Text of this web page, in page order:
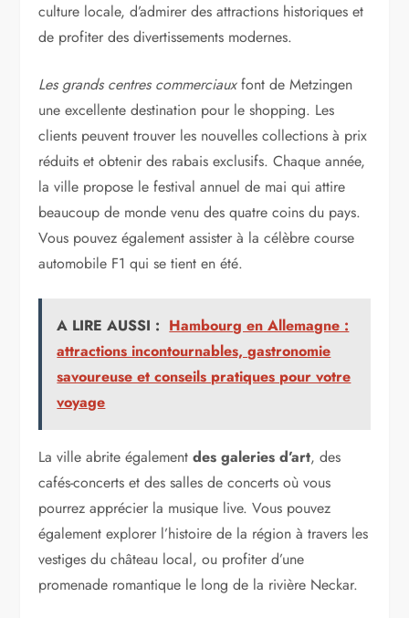
culture locale, d’admirer des attractions historiques et
de profiter des divertissements modernes.
Les grands centres commerciauxfont de Metzingen
une excellente destination pour le shopping. Les
clients peuvent trouver les nouvelles collections à prix
réduits et obtenir des rabais exclusifs. Chaque année,
la ville propose le festival annuel de mai qui attire
beaucoup de monde venu des quatre coins du pays.
Vous pouvez également assister à la célèbre course
automobile F1 qui se tient en été.
A LIRE AUSSI : Hambourg en Allemagne :
attractions incontournables, gastronomie
savoureuse et conseils pratiques pour votre
voyage
La ville abrite égalementdes galeries d’art, des
cafés-concerts et des salles de concerts où vous
pourrez apprécier la musique live. Vous pouvez
également explorer l’histoire de la région à travers les
vestiges du château local, ou profiter d’une
promenade romantique le long de la rivière Neckar.